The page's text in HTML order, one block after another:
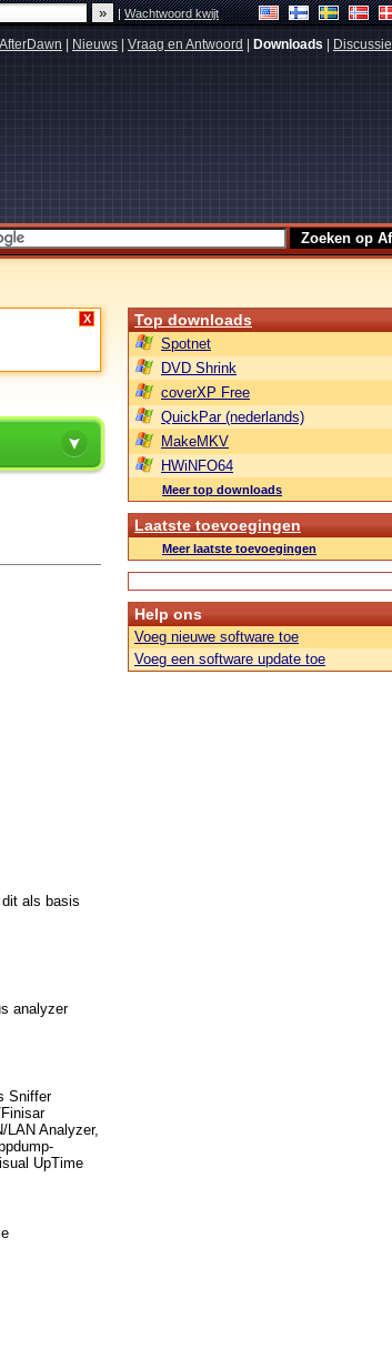
|Wachtwoord kwijt
AfterDawn Nieuws Vraag en Antwoord Downloads Discussie
X
als basis
analyzer
Sniffer
LAN Analyzer,
UpTime
Top downloads
Spotnet
DVD Shrink
coverXP Free
QuickPar (nederlands)
MakeMKV
HWiNFO64
Meer top downloads
Laatste toevoegingen
Meer laatste toevoegingen
Help ons
Voeg nieuwe software toe
Voeg een software update toe